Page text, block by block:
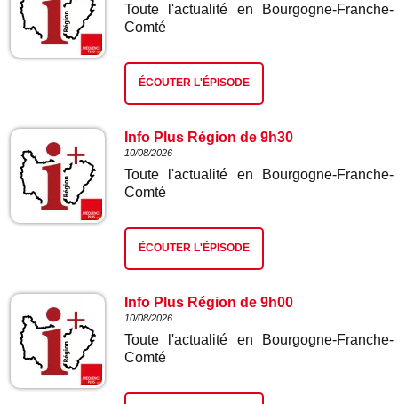
Toute l'actualité en Bourgogne-Franche-
Comté
ÉCOUTER L'ÉPISODE
Info Plus Région de 9h30
10/08/2026
Toute l'actualité en Bourgogne-Franche-
Comté
ÉCOUTER L'ÉPISODE
Info Plus Région de 9h00
10/08/2026
Toute l'actualité en Bourgogne-Franche-
Comté